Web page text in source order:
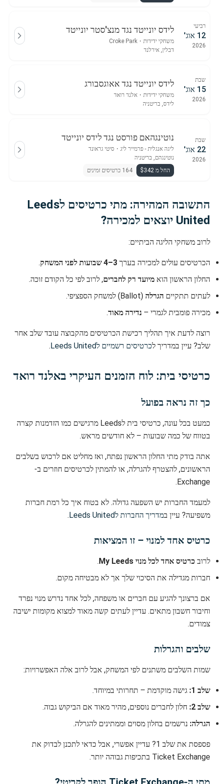
רביעי
12 אוג'
2026
לידס יונייטד נגד מנצ'סטר יונייטד
משחקי ידידות ・
Croke Park
דבלין, אירלנד
שבת
15 אוג'
2026
לידס יונייטד נגד אאוגסבורג
משחקי ידידות ・ אלנד רואד
לידס, בריטניה
שבת
22 אוג'
2026
נוטינגהאם פורסט נגד לידס יונייטד
ליגה אנגלית - פרמייר ליג ・ סיטי גראונד
נוטינגהם, בריטניה
החל מ $342
164 כרטיסים זמינים
התשובה המהירה: מתי כרטיסים לLeeds
United יוצאים למכירה?
לרוב משחקי הליגה הביתיים:
הכרטיסים עולים למכירה בערך 3–4 שבועות לפני המשחק
.
החלון הראשון הוא מיועד רק לחברים, לרוב לפי כל הקודם זוכה.
לעתים תתקיים הגרלה (Ballot) למשחק הספציפי.
מכירה פומבית לגמרי – נדירה מאוד.
רוצה לדעת איך תהליך רכישת הכרטיסים מהקבוצה עובד שלב אחר
שלב? עיין במדריך לכרטיסים רשמיים לLeeds United .
כרטיסי בית: לוח הזמנים העיקרי באלנד רואד
כך זה נראה בפועל
כמעט בכל עונה, כרטיסי בית לLeeds מרגישים כמו הזדמנות קצרה
בטווח של כמה שבועות – לא חודשים מראש.
אתה בודק מתי החלון הראשון נפתח, ואז מחליט אם לרכוש בשלבים
הראשונים, להצטרף להגרלה, או להמתין לכרטיסים חוזרים ב-
Exchange.
למעמד החברות יש השפעה גדולה. לא בטוח איך כל רמת חברות
משפיעה? עיין במדריך החברות לLeeds United .
כרטיס אחד למנוי – זו המציאות
לרוב כרטיס אחד לכל מנוי My Leeds
.
חברות מגדילה את הסיכוי שלך אך לא מבטיחה מקום.
אם ברצונך להגיע עם חברים או משפחה, לכל אחד נדרש מנוי נפרד
וחיבור חשבון מתאים. עדיין לעתים קשה מאוד למצוא מקומות ישיבה
צמודים.
שלבים והגרלות
שמות השלבים משתנים לפי המשחק, אבל לרוב אלה האפשרויות:
שלב 1:
גישה מוקדמת – תחרותי במיוחד.
שלב 2:
חלון לחברים נוספים, מהיר מאוד אם הביקוש גבוה.
הגרלה: נרשמים בחלון מסוים וממתינים להגרלה.
פספסת את שלב 1? עדיין אפשרי, אבל כדאי לתכנן לבדוק את
Ticket Exchange בתכיפות גבוהה יותר.